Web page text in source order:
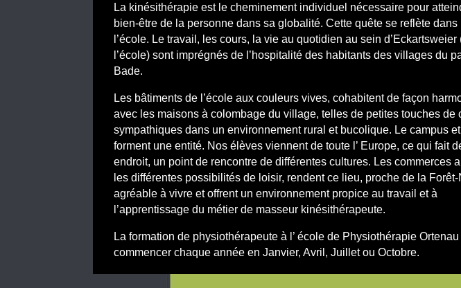
La kinésithérapie est le cheminement individuel nécessaire pour
bien-être de la personne dans sa globalité. Cette quête se reflète dans
l’école. Le travail, les cours, la vie au quotidien au sein d’Eckartsweier
l’école) sont imprégnés de l’hospitalité des habitants des villages du
Bade.
Les bâtiments de l’école aux couleurs vives, cohabitent de façon
avec les maisons à colombage du village, telles de petites touches de
sympathiques dans un environnement rural et bucolique. Le campus
forment une entité. Nos élèves viennent de toute l’ Europe, ce qui fait
endroit, un point de rencontre de différentes cultures. Les commerces
les différentes possibilités de loisir, rendent ce lieu, proche de la
agréable à vivre et offrent un environnement propice au travail et à
l’apprentissage du métier de masseur kinésithérapeute.
La formation de physiothérapeute à l’ école de Physiothérapie
commencer chaque année en Janvier, Avril, Juillet ou Octobre.